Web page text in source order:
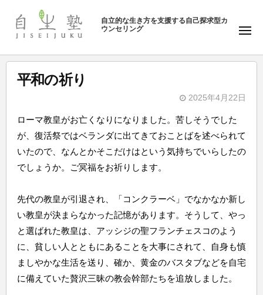
ン
自
塾
自立的な生き方を支援する自己探求型カ
ウンセリング
メ
ュ
ー
平和の祈り
2025年4月22日
y
自
生
塾
ローマ教皇がお亡くなりになりました。苦しそうでした
が、復活祭ではベランダに出てきておことばを述べられて
いたので、なんとかそこだけはという気持ちでいらしたの
でしょうか。ご冥福をお祈りします。
先代の教皇が引退され、「コンクラーベ」でなかなか新し
い教皇が決まらなかった記憶があります。そうして、やっ
と選ばれた教皇は、アッシジの聖フランチェスコのよう
に、貧しい人とともにあることを大事にされて、自身も慎
ましやかな生活を送り、確か、黄金のバスタブなどを自宅
に備えていた贅沢三昧の教会幹部たちを追放しました。